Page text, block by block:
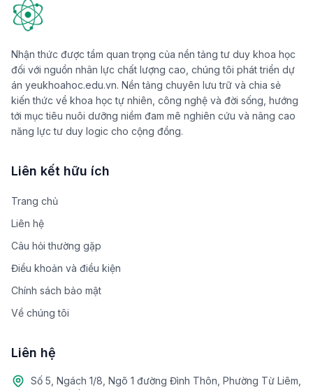
Nhận thức được tầm quan trọng của nền tảng tư duy khoa học
đối với nguồn nhân lực chất lượng cao, chúng tôi phát triển dự
án yeukhoahoc.edu.vn. Nền tảng chuyên lưu trữ và chia sẻ
kiến thức về khoa học tự nhiên, công nghệ và đời sống, hướng
tới mục tiêu nuôi dưỡng niềm đam mê nghiên cứu và nâng cao
năng lực tư duy logic cho cộng đồng.
Liên kết hữu ích
Trang chủ
Liên hệ
Câu hỏi thường gặp
Điều khoản và điều kiện
Chính sách bảo mật
Về chúng tôi
Liên hệ
Số 5, Ngách 1/8, Ngõ 1 đường Đình Thôn, Phường Từ Liêm,